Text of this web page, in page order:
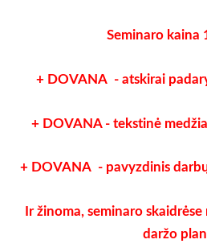
Seminaro kaina
+ DOVANA - atskirai
+ DOVANA - tekstinė
+ DOVANA - pavyzdinis
Ir žinoma, seminaro
daržo